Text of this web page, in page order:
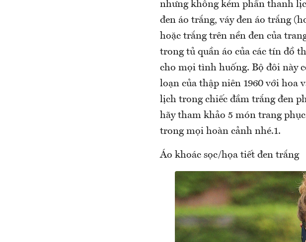
nhưng không kém phần thanh
đen áo trắng, váy đen áo trắng
hoặc trắng trên nền đen của
trong tủ quần áo của các tín đồ
cho mọi tình huống. Bộ đôi này
loạn của thập niên 1960 với hoa
lịch trong chiếc đầm trắng đen
hãy tham khảo 5 món trang
trong mọi hoàn cảnh nhé.1.
Áo khoác sọc/họa tiết đen trắng